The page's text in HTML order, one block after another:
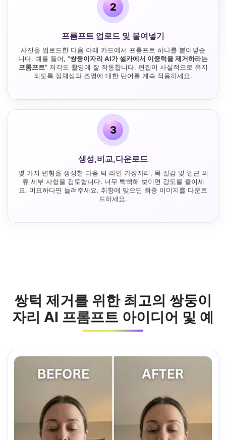
2
프롬프트 업로드 및 붙여넣기
사진을 업로드한 다음 아래 카드에서 프롬프트 하나를 붙여넣습
니다. 예를 들어, "쌍둥이자리 AI가 셀카에서 이중턱을 제거하라는
프롬프트" 저각도 촬영에 잘 작동합니다. 편집이 사실적으로 유지
되도록 정체성과 조명에 대한 단어를 계속 적용하세요.
3
생성,비교,다운로드
몇 가지 변형을 생성한 다음 턱 라인 가장자리, 목 질감 및 인근 의
류 세부 사항을 검토합니다. 너무 빡빡해 보이면 강도를 줄이세
요. 미묘하다면 늘려주세요. 취향에 맞으면 최종 이미지를 다운로
드하세요.
쌍턱 제거를 위한 최고의 쌍둥이
자리 AI 프롬프트 아이디어 및 예